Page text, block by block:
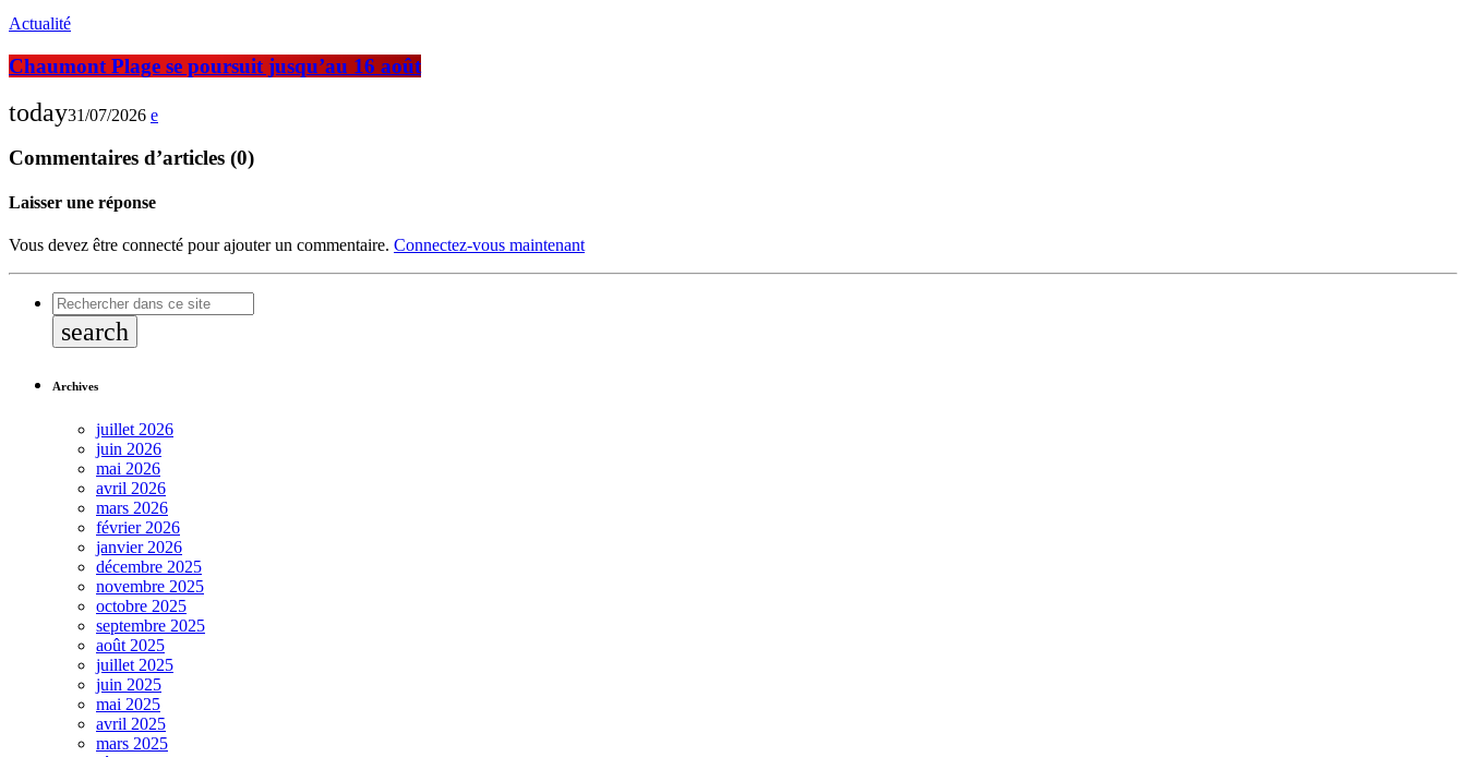
Actualité
Chaumont Plage se poursuit jusqu’au 16 août
today31/07/2026
Commentaires d’articles (0)
Laisser une réponse
Vous devez être connecté pour ajouter un commentaire. Connectez-vous maintenant
search
Archives
juillet 2026
juin 2026
mai 2026
avril 2026
mars 2026
février 2026
janvier 2026
décembre 2025
novembre 2025
octobre 2025
septembre 2025
août 2025
juillet 2025
juin 2025
mai 2025
avril 2025
mars 2025